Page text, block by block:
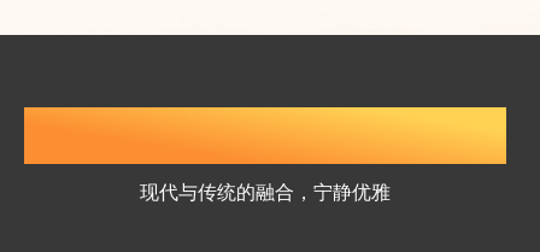
会馆优美的环境
现代与传统的融合，宁静优雅